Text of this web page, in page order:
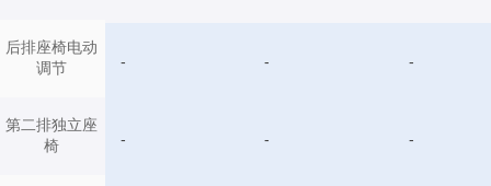
后排座椅电动
调节
第二排独立座
椅
- - -
- - -